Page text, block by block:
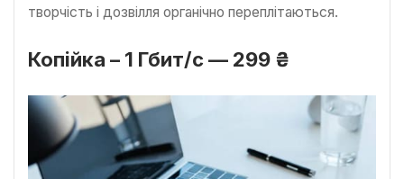
творчість і дозвілля органічно переплітаються.
Копійка – 1 Гбит/с — 299 ₴